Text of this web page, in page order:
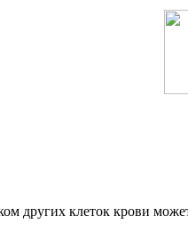
других клеток крови